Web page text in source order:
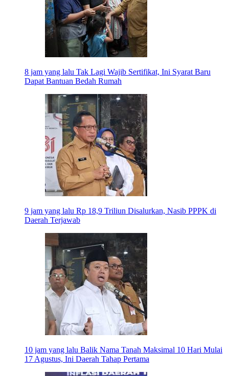
8 jam yang lalu Tak Lagi Wajib Sertifikat, Ini Syarat Baru
Dapat Bantuan Bedah Rumah
9 jam yang lalu Rp 18,9 Triliun Disalurkan, Nasib PPPK di
Daerah Terjawab
10 jam yang lalu Balik Nama Tanah Maksimal 10 Hari Mulai
17 Agustus, Ini Daerah Tahap Pertama